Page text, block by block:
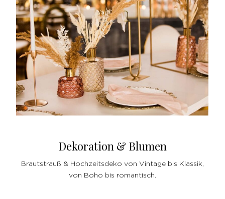
Dekoration & Blumen
Brautstrauß & Hochzeitsdeko von Vintage bis Klassik,
von Boho bis romantisch.